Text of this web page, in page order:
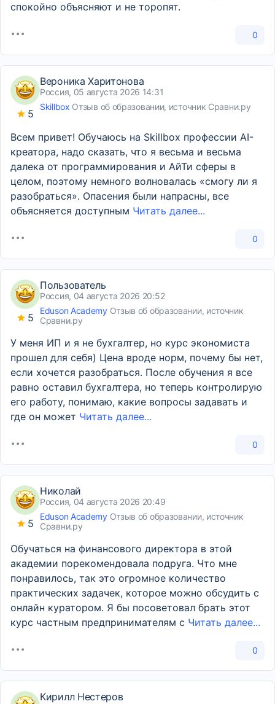
спокойно объясняют и не торопят.
0
5
Вероника Харитонова
Россия, 05 августа 2026 14:31
Skillbox Отзыв об образовании, источник Сравни.ру
Всем привет! Обучаюсь на Skillbox профессии AI-
креатора, надо сказать, что я весьма и весьма
далека от программирования и АйТи сферы в
целом, поэтому немного волновалась «смогу ли я
разобраться». Опасения были напрасны, все
объясняется доступным Читать далее...
0
5
Пользователь
Россия, 04 августа 2026 20:52
Eduson AcademyОтзыв об образовании, источник
Сравни.ру
У меня ИП и я не бухгалтер, но курс экономиста
прошел для себя) Цена вроде норм, почему бы нет,
если хочется разобраться. После обучения я все
равно оставил бухгалтера, но теперь контролирую
его работу, понимаю, какие вопросы задавать и
где он может Читать далее...
0
5
Николай
Россия, 04 августа 2026 20:49
Eduson AcademyОтзыв об образовании, источник
Сравни.ру
Обучаться на финансового директора в этой
академии порекомендовала подруга. Что мне
понравилось, так это огромное количество
практических задачек, которое можно обсудить с
онлайн куратором. Я бы посоветовал брать этот
курс частным предпринимателям с Читать далее...
0
Кирилл Нестеров